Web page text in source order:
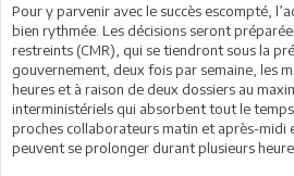
Pour y parvenir avec le succès escompté,
bien rythmée. Les décisions seront
restreints (CMR), qui se tiendront sous la
gouvernement, deux fois par semaine, les
heures et à raison de deux dossiers au
interministériels qui absorbent tout le
proches collaborateurs matin et après-midi
peuvent se prolonger durant plusieurs